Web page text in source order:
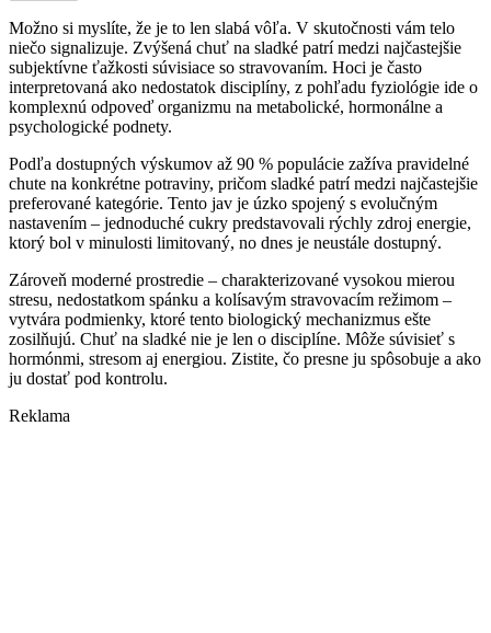
Možno si myslíte, že je to len slabá vôľa. V skutočnosti vám telo
niečo signalizuje. Zvýšená chuť na sladké patrí medzi najčastejšie
subjektívne ťažkosti súvisiace so stravovaním. Hoci je často
interpretovaná ako nedostatok disciplíny, z pohľadu fyziológie ide o
komplexnú odpoveď organizmu na metabolické, hormonálne a
psychologické podnety.
Podľa dostupných výskumov až 90 % populácie zažíva pravidelné
chute na konkrétne potraviny, pričom sladké patrí medzi najčastejšie
preferované kategórie. Tento jav je úzko spojený s evolučným
nastavením – jednoduché cukry predstavovali rýchly zdroj energie,
ktorý bol v minulosti limitovaný, no dnes je neustále dostupný.
Zároveň moderné prostredie – charakterizované vysokou mierou
stresu, nedostatkom spánku a kolísavým stravovacím režimom –
vytvára podmienky, ktoré tento biologický mechanizmus ešte
zosilňujú. Chuť na sladké nie je len o disciplíne. Môže súvisieť s
hormónmi, stresom aj energiou. Zistite, čo presne ju spôsobuje a ako
ju dostať pod kontrolu.
Reklama